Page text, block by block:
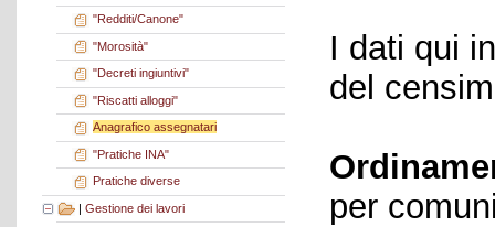
"Redditi/Canone"
"Morosità"
"Decreti ingiuntivi"
"Riscatti alloggi"
Anagrafico assegnatari
"Pratiche INA"
Pratiche diverse
| Gestione dei lavori
I dati qui
del
per